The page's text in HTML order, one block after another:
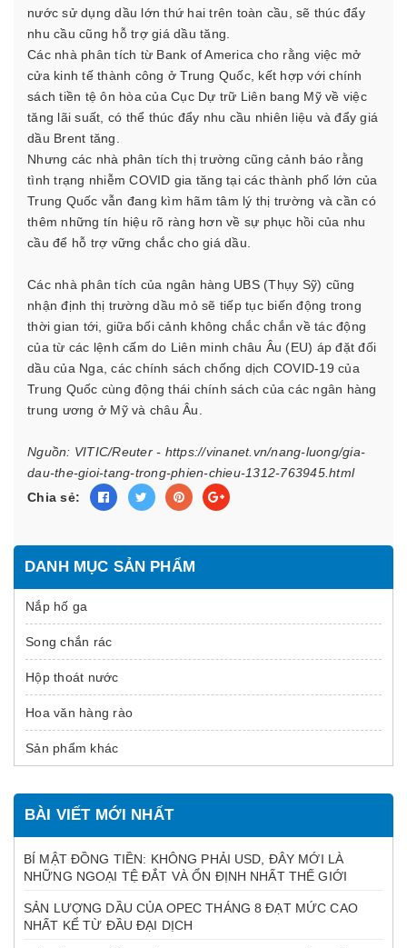
nước sử dụng dầu lớn thứ hai trên toàn cầu, sẽ thúc đẩy
nhu cầu cũng hỗ trợ giá dầu tăng.
Các nhà phân tích từ Bank of America cho rằng việc mở
cửa kinh tế thành công ở Trung Quốc, kết hợp với chính
sách tiền tệ ôn hòa của Cục Dự trữ Liên bang Mỹ về việc
tăng lãi suất, có thể thúc đẩy nhu cầu nhiên liệu và đẩy giá
dầu Brent tăng.
Nhưng các nhà phân tích thị trường cũng cảnh báo rằng
tình trạng nhiễm COVID gia tăng tại các thành phố lớn của
Trung Quốc vẫn đang kìm hãm tâm lý thị trường và cần có
thêm những tín hiệu rõ ràng hơn về sự phục hồi của nhu
cầu để hỗ trợ vững chắc cho giá dầu.
Các nhà phân tích của ngân hàng UBS (Thụy Sỹ) cũng
nhận định thị trường dầu mỏ sẽ tiếp tục biến động trong
thời gian tới, giữa bối cảnh không chắc chắn về tác động
của từ các lệnh cấm do Liên minh châu Âu (EU) áp đặt đối
dầu của Nga, các chính sách chống dịch COVID-19 của
Trung Quốc cùng động thái chính sách của các ngân hàng
trung ương ở Mỹ và châu Âu.
Nguồn: VITIC/Reuter - https://vinanet.vn/nang-luong/gia-
dau-the-gioi-tang-trong-phien-chieu-1312-763945.html
Chia sẻ:
DANH MỤC SẢN PHẨM
Nắp hố ga
Song chắn rác
Hộp thoát nước
Hoa văn hàng rào
Sản phẩm khác
BÀI VIẾT MỚI NHẤT
BÍ MẬT ĐỒNG TIỀN: KHÔNG PHẢI USD, ĐÂY MỚI LÀ
NHỮNG NGOẠI TỆ ĐẮT VÀ ỔN ĐỊNH NHẤT THẾ GIỚI
SẢN LƯỢNG DẦU CỦA OPEC THÁNG 8 ĐẠT MỨC CAO
NHẤT KỂ TỪ ĐẦU ĐẠI DỊCH